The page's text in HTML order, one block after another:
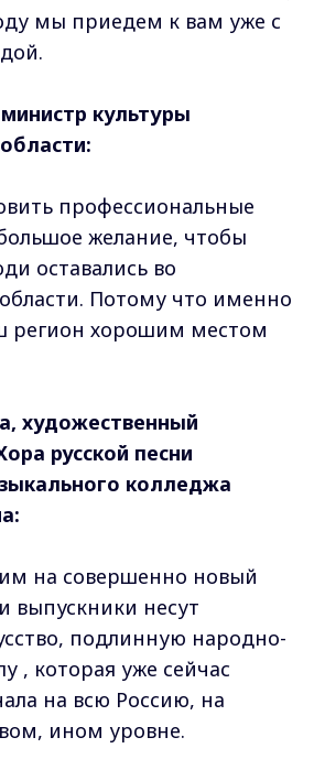
мы приедем к вам уже с
культуры
профессиональные
желание, чтобы
оставались во
Потому что именно
регион хорошим местом
художественный
русской песни
колледжа
на совершенно новый
выпускники несут
подлинную народно-
, которая уже сейчас
на всю Россию, на
ином уровне.